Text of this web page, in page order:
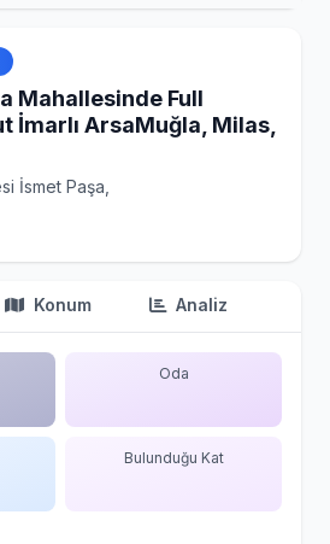
Mahallesinde Full
İmarlı ArsaMuğla, Milas,
İsmet Paşa,
Konum Analiz
Oda
Bulunduğu Kat